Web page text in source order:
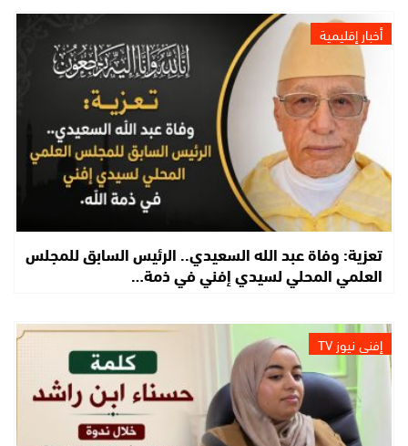
أخبار إقليمية
تعزية: وفاة عبد الله السعيدي.. الرئيس السابق للمجلس
العلمي المحلي لسيدي إفني في ذمة…
إفني نيوز TV